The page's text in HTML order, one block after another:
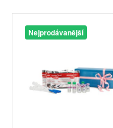
Nejprodávanější